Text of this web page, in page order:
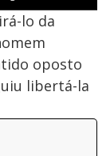
lo da
oposto
libertá-la